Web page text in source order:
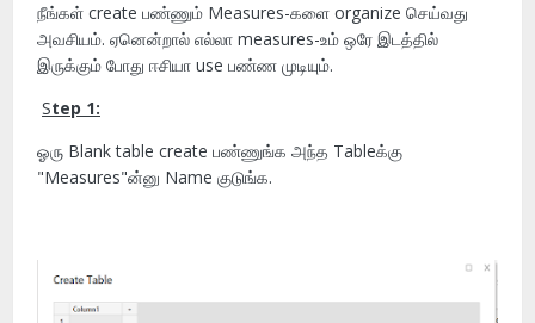
நீங்கள் create பண்ணும் Measures-களை organize செய்வது
அவசியம். ஏனென்றால் எல்லா measures-உம் ஒரே இடத்தில்
இருக்கும் போது ஈசியா use பண்ண முடியும்.
Step 1:
ஓரு Blank table create பண்ணுங்க அந்த Tableக்கு
"Measures"ன்னு Name குடுங்க.